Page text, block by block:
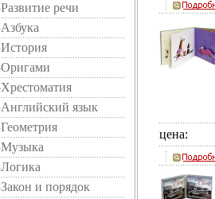
Развитие речи
Азбука
История
Оригами
Хрестоматия
Английский язык
Геометрия
Музыка
Логика
Закон и порядок
цена: